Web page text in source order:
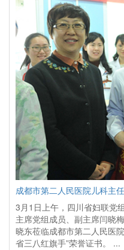
成都市第二人民医院儿科主
3月1日上午，四川省妇联党
主席党组成员、副主席闫晓
晓东莅临成都市第二人民医
省三八红旗手”荣誉证书。 ...